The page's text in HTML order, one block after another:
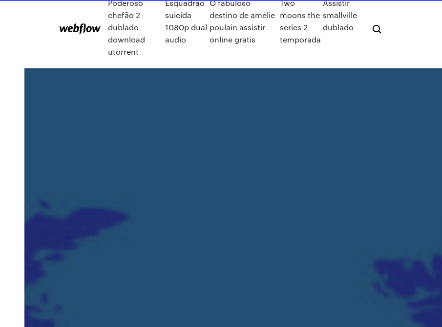
Poderoso
chefão 2
dublado
download
utorrent
Esquadrão
suicida
1080p dual
audio
O fabuloso
destino de amélie
poulain assistir
online gratis
Two
moons the
series 2
temporada
Assistir
smallville
dublado